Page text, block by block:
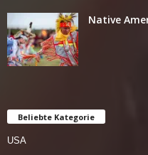
Native
Beliebte Kategorie
USA